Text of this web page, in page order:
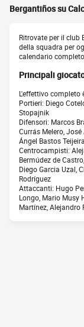
Bergantiños su
Ritrovate per il
della squadra per
calendario
Principali
L'effettivo completo
Portieri: Diego
Stopajnik
Difensori: Marcos
Currás Melero,
Ángel Bastos
Centrocampisti:
Bermúdez de
Diego Garcia Uzal,
Rodríguez
Attaccanti: Hugo
Longo, Mario Musy
Martínez, Alejandro